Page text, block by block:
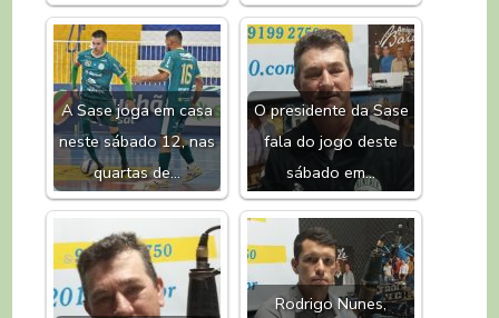
A Sase joga em casa
neste sábado 12, nas
quartas de…
O presidente da Sase
fala do jogo deste
sábado em…
Rodrigo Nunes,